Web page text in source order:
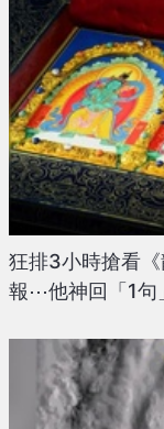
狂排3小時搶看
報⋯他神回「1句